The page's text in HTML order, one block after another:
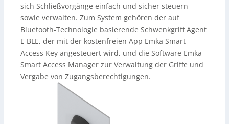
sich Schließvorgänge einfach und sicher steuern
sowie verwalten. Zum System gehören der auf
Bluetooth-Technologie basierende Schwenkgriff Agent
E BLE, der mit der kostenfreien App Emka Smart
Access Key angesteuert wird, und die Software Emka
Smart Access Manager zur Verwaltung der Griffe und
Vergabe von Zugangsberechtigungen.